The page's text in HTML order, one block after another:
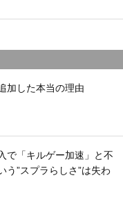
加した本当の理由
で「キルゲー加速」と不
う”スプラらしさ”は失わ